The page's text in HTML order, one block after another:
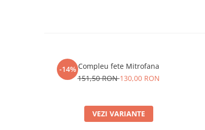
-14% Compleu fete Mitrofana
151,50 RON130,00 RON
VEZI VARIANTE